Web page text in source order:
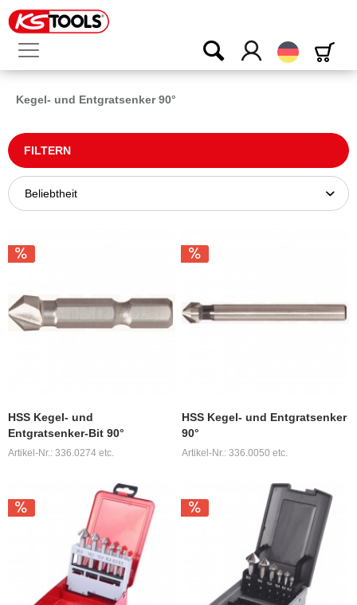
Deutsch
Kegel- und Entgratsenker 90°
FILTERN
HSS Kegel- und
Entgratsenker-Bit 90°
Artikel-Nr.: 336.0274 etc.
HSS Kegel- und Entgratsenker
90°
Artikel-Nr.: 336.0050 etc.